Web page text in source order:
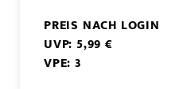
PREIS NACH LOGIN
UVP: 5,99 €
VPE: 3